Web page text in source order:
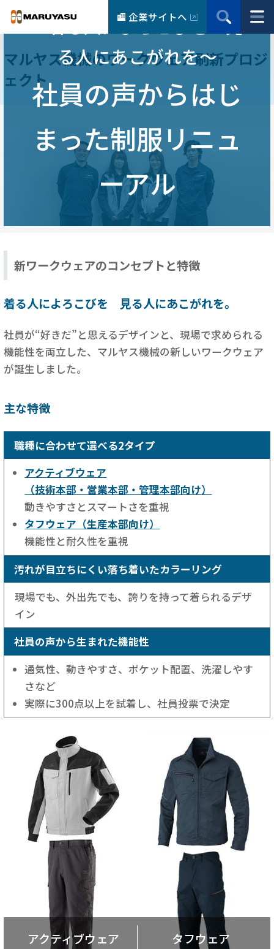
企業サイトへ
マルヤス機械のワークウェア刷新プロジ
ェクト
～着る人によろこびを 見
る人にあこがれを～
社員の声からはじ
まった制服リニュ
ーアル
新ワークウェアのコンセプトと特徴
着る人によろこびを 見る人にあこがれを。
社員が“好きだ”と思えるデザインと、現場で求められる
機能性を両立した、マルヤス機械の新しいワークウェア
が誕生しました。
主な特徴
職種に合わせて選べる2タイプ
アクティブウェア
（技術本部・営業本部・管理本部向け）
動きやすさとスマートさを重視
タフウェア（生産本部向け）
機能性と耐久性を重視
汚れが目立ちにくい落ち着いたカラーリング
現場でも、外出先でも、誇りを持って着られるデザ
イン
社員の声から生まれた機能性
通気性、動きやすさ、ポケット配置、洗濯しやす
さなど
実際に300点以上を試着し、社員投票で決定
アクティブウェア
タフウェア